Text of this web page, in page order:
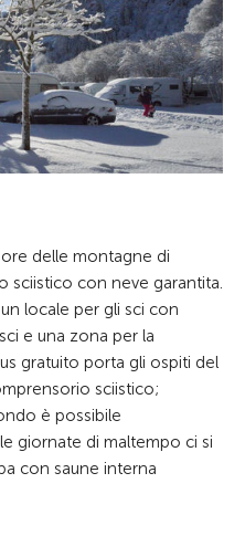
delle montagne di
sciistico con neve garantita.
locale per gli sci con
e una zona per la
gratuito porta gli ospiti del
sciistico;
è possibile
giornate di maltempo ci si
con saune interna